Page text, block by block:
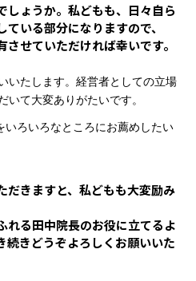
しょうか。私どもも、日々自ら
いる部分になりますので、
せていただければ幸いです。
いたします。経営者としての立場
いて大変ありがたいです。
いろいろなところにお薦めしたい
だきますと、私どもも大変励み
れる田中院長のお役に立てるよ
続きどうぞよろしくお願いいた